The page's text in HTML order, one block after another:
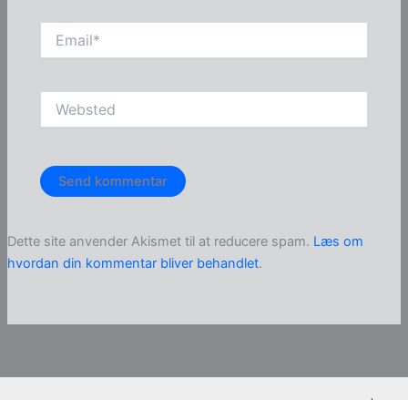
Dette site anvender Akismet til at reducere spam. Læs om
hvordan din kommentar bliver behandlet.